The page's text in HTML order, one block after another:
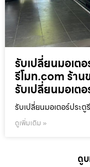
รับเปลี่ยนมอเต
รีโมท.com ร้าน
รับเปลี่ยนมอเต
รับเปลี่ยนมอเตอร์ประตู
ดูเพิ่มเติม »
ดู